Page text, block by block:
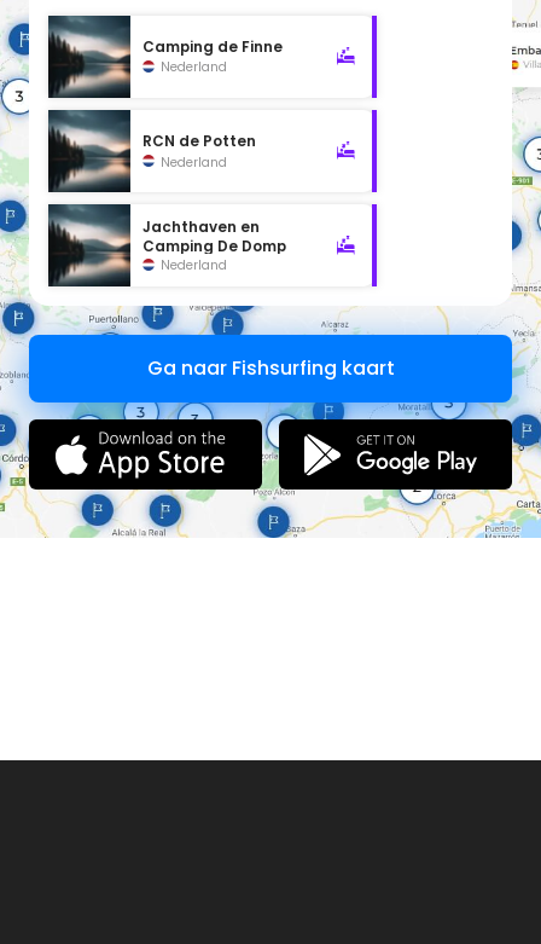
Camping de Finne
Nederland
RCN de Potten
Nederland
Jachthaven en
Camping De Domp
Nederland
Ga naar Fishsurfing kaart